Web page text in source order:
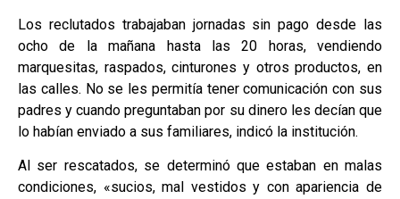
Los reclutados trabajaban jornadas sin pago desde las
ocho de la mañana hasta las 20 horas, vendiendo
marquesitas, raspados, cinturones y otros productos, en
las calles. No se les permitía tener comunicación con sus
padres y cuando preguntaban por su dinero les decían que
lo habían enviado a sus familiares, indicó la institución.
Al ser rescatados, se determinó que estaban en malas
condiciones, «sucios, mal vestidos y con apariencia de